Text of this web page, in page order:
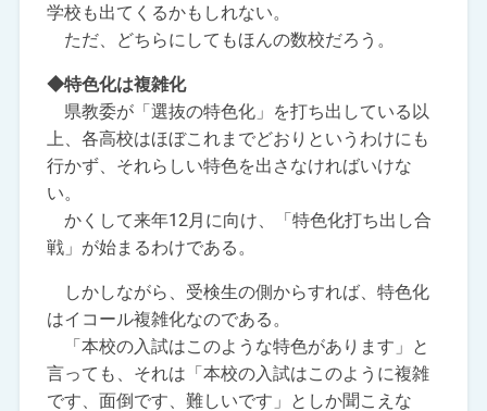
学校も出てくるかもしれない。
ただ、どちらにしてもほんの数校だろう。
◆特色化は複雑化
県教委が「選抜の特色化」を打ち出している以
上、各高校はほぼこれまでどおりというわけにも
行かず、それらしい特色を出さなければいけな
い。
かくして来年12月に向け、「特色化打ち出し合
戦」が始まるわけである。
しかしながら、受検生の側からすれば、特色化
はイコール複雑化なのである。
「本校の入試はこのような特色があります」と
言っても、それは「本校の入試はこのように複雑
です、面倒です、難しいです」としか聞こえな